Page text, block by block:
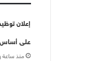
إعلان
على أساس
منذ ساعة